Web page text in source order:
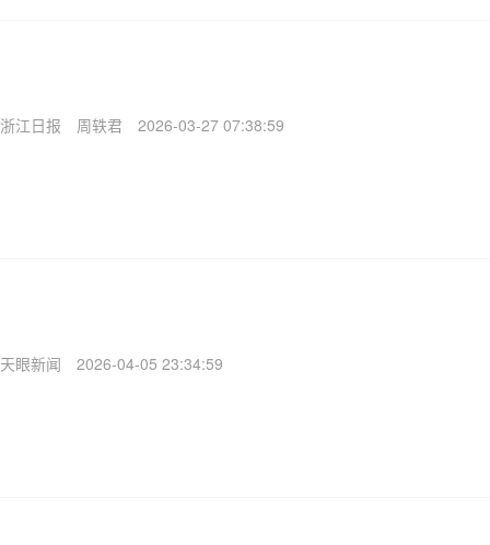
浙江日报 周轶君 2026-03-27 07:38:59
天眼新闻 2026-04-05 23:34:59